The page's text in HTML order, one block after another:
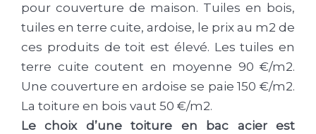
pour couverture de maison. Tuiles en bois,
tuiles en terre cuite, ardoise, le prix au m2 de
ces produits de toit est élevé. Les tuiles en
terre cuite coutent en moyenne 90 €/m2.
Une couverture en ardoise se paie 150 €/m2.
La toiture en bois vaut 50 €/m2.
Le choix d’unetoiture en bac acier est